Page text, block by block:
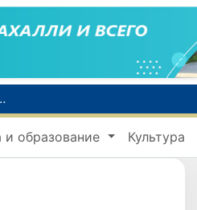
Президента Республики Узбекистан
В Ташкенте задержали подозреваемых в распространении крупной партии наркотиков
и образование Культура